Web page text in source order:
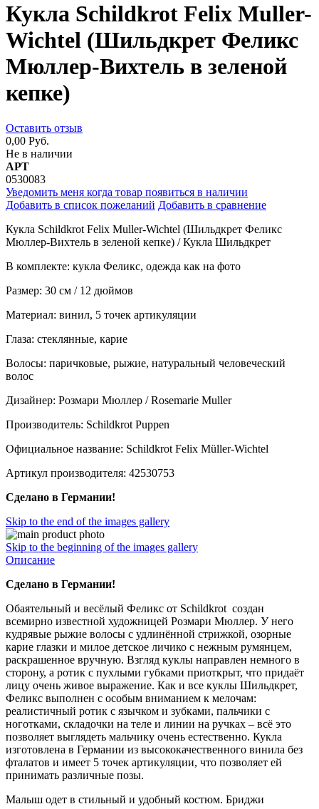
Кукла Schildkrot Felix Muller-
Wichtel (Шильдкрет Феликс
Мюллер-Вихтель в зеленой
кепке)
Оставить отзыв
0,00 Руб.
Не в наличии
АРТ
0530083
Уведомить меня когда товар появиться в наличии
Добавить в список пожеланий Добавить в сравнение
Кукла Schildkrot Felix Muller-Wichtel (Шильдкрет Феликс
Мюллер-Вихтель в зеленой кепке) / Кукла Шильдкрет
В комплекте: кукла Феликс, одежда как на фото
Размер: 30 см / 12 дюймов
Материал: винил, 5 точек артикуляции
Глаза: стеклянные, карие
Волосы: паричковые, рыжие, натуральный человеческий
волос
Дизайнер: Розмари Мюллер / Rosemarie Muller
Производитель: Schildkrot Puppen
Официальное название: Schildkrot Felix Müller-Wichtel
Артикул производителя: 42530753
Сделано в Германии!
Skip to the end of the images gallery
Skip to the beginning of the images gallery
Описание
Сделано в Германии!
Обаятельный и весёлый Феликс от Schildkrot создан
всемирно известной художницей Розмари Мюллер. У него
кудрявые рыжие волосы с удлинённой стрижкой, озорные
карие глазки и милое детское личико с нежным румянцем,
раскрашенное вручную. Взгляд куклы направлен немного в
сторону, а ротик с пухлыми губками приоткрыт, что придаёт
лицу очень живое выражение. Как и все куклы Шильдкрет,
Феликс выполнен с особым вниманием к мелочам:
реалистичный ротик с язычком и зубками, пальчики с
ноготками, складочки на теле и линии на ручках – всё это
позволяет выглядеть мальчику очень естественно. Кукла
изготовлена в Германии из высококачественного винила без
фталатов и имеет 5 точек артикуляции, что позволяет ей
принимать различные позы.
Малыш одет в стильный и удобный костюм. Бриджи